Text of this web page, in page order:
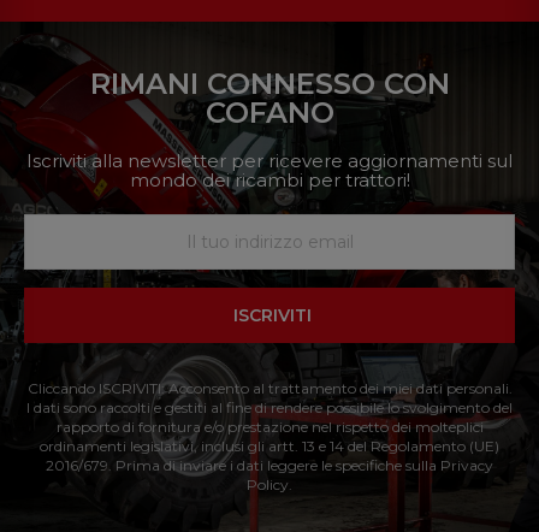
RIMANI CONNESSO CON
COFANO
Iscriviti alla newsletter per ricevere aggiornamenti sul
mondo dei ricambi per trattori!
ISCRIVITI
Cliccando ISCRIVITI: Acconsento al trattamento dei miei dati personali.
I dati sono raccolti e gestiti al fine di rendere possibile lo svolgimento del
rapporto di fornitura e/o prestazione nel rispetto dei molteplici
ordinamenti legislativi, inclusi gli artt. 13 e 14 del Regolamento (UE)
2016/679. Prima di inviare i dati leggere le specifiche sulla Privacy
Policy.